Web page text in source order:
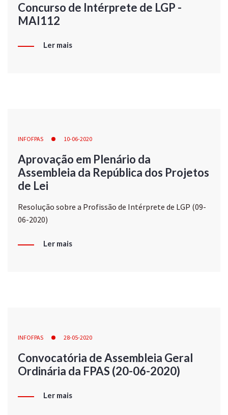
Concurso de Intérprete de LGP -
MAI112
Ler mais
INFOFPAS 10-06-2020
Aprovação em Plenário da
Assembleia da República dos Projetos
de Lei
Resolução sobre a Profissão de Intérprete de LGP (09-
06-2020)
Ler mais
INFOFPAS 28-05-2020
Convocatória de Assembleia Geral
Ordinária da FPAS (20-06-2020)
Ler mais